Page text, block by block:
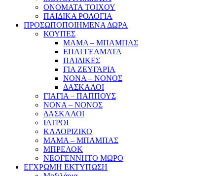
ΟΝΟΜΑΤΑ ΤΟΙΧΟΥ
ΠΑΙΔΙΚΑ ΡΟΛΟΓΙΑ
ΠΡΟΣΩΠΟΠΟΙΗΜΕΝΑ ΔΩΡΑ
ΚΟΥΠΕΣ
ΜΑΜΑ – ΜΠΑΜΠΑΣ
ΕΠΑΓΓΕΛΜΑΤΑ
ΠΑΙΔΙΚΕΣ
ΓΙΑ ΖΕΥΓΑΡΙΑ
ΝΟΝΑ – ΝΟΝΟΣ
ΔΑΣΚΑΛΟΙ
ΓΙΑΓΙΑ – ΠΑΠΠΟΥΣ
ΝΟΝΑ – ΝΟΝΟΣ
ΔΑΣΚΑΛΟΙ
ΙΑΤΡΟΙ
ΚΑΛΟΡΙΖΙΚΟ
ΜΑΜΑ – ΜΠΑΜΠΑΣ
ΜΠΡΕΛΟΚ
ΝΕΟΓΕΝΝΗΤΟ ΜΩΡΟ
ΕΓΧΡΩΜΗ ΕΚΤΥΠΩΣΗ